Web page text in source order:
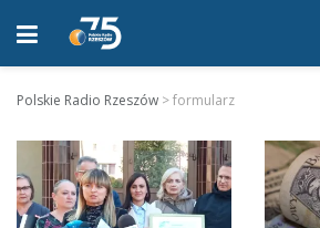
Polskie Radio Rzeszów >formularz